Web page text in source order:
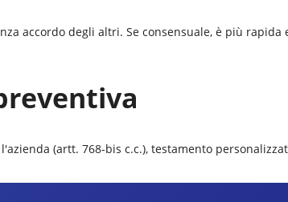
accordo degli altri. Se consensuale, è più
(artt. 768-bis c.c.), testamento